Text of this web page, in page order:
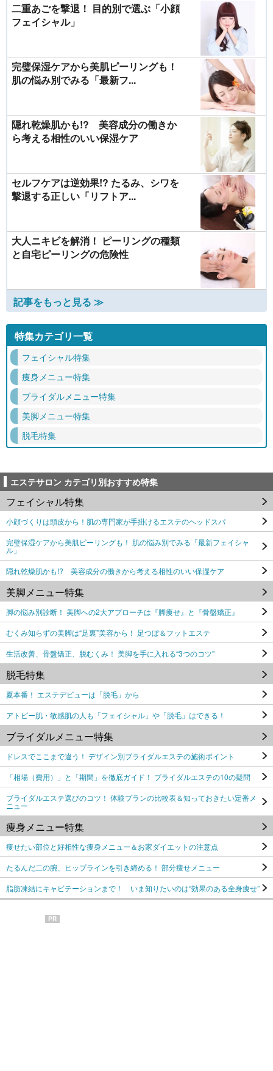
二重あごを撃退！ 目的別で選ぶ「小顔
フェイシャル」
完璧保湿ケアから美肌ピーリングも！
肌の悩み別でみる「最新フ...
隠れ乾燥肌かも!? 美容成分の働きか
ら考える相性のいい保湿ケア
セルフケアは逆効果!? たるみ、シワを
撃退する正しい「リフトア...
大人ニキビを解消！ ピーリングの種類
と自宅ピーリングの危険性
記事をもっと見る ≫
特集カテゴリ一覧
フェイシャル特集
痩身メニュー特集
ブライダルメニュー特集
美脚メニュー特集
脱毛特集
エステサロン カテゴリ別おすすめ特集
フェイシャル特集
小顔づくりは頭皮から！肌の専門家が手掛けるエステのヘッドスパ
完璧保湿ケアから美肌ピーリングも！ 肌の悩み別でみる「最新フェイシャ
ル」
隠れ乾燥肌かも!? 美容成分の働きから考える相性のいい保湿ケア
美脚メニュー特集
脚の悩み別診断！ 美脚への2大アプローチは『脚痩せ』と『骨盤矯正』
むくみ知らずの美脚は“足裏”美容から！ 足つぼ＆フットエステ
生活改善、骨盤矯正、脱むくみ！ 美脚を手に入れる“3つのコツ”
脱毛特集
夏本番！ エステデビューは「脱毛」から
アトピー肌・敏感肌の人も「フェイシャル」や「脱毛」はできる！
ブライダルメニュー特集
ドレスでここまで違う！ デザイン別ブライダルエステの施術ポイント
「相場（費用）」と「期間」を徹底ガイド！ ブライダルエステの10の疑問
ブライダルエステ選びのコツ！ 体験プランの比較表＆知っておきたい定番メ
ニュー
痩身メニュー特集
痩せたい部位と好相性な痩身メニュー＆お家ダイエットの注意点
たるんだ二の腕、ヒップラインを引き締める！ 部分痩せメニュー
脂肪凍結にキャビテーションまで！ いま知りたいのは“効果のある全身痩せ”
PR